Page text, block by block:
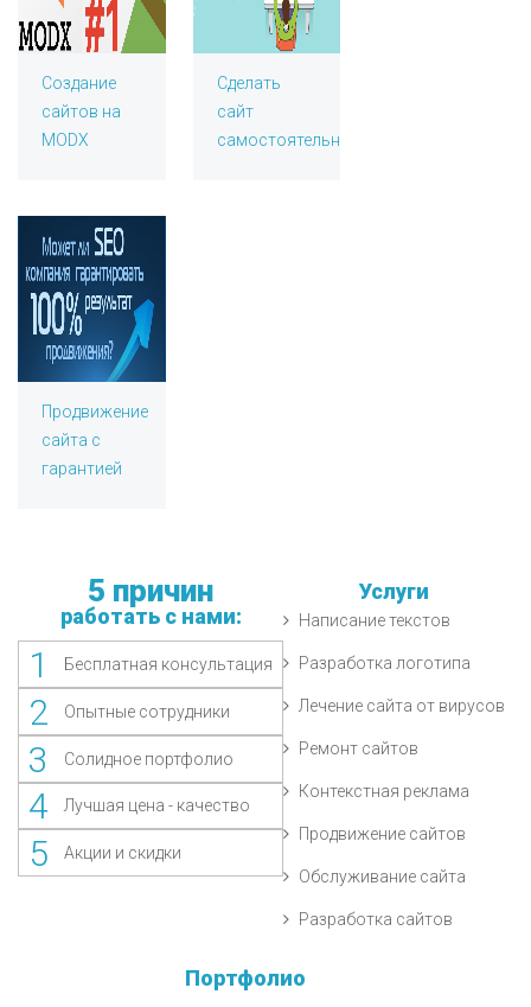
Создание
сайтов на
MODX
Сделать
сайт
самостоятельно
Продвижение
сайта с
гарантией
5 причин
работать с нами:
1 Бесплатная консультация
2 Опытные сотрудники
3 Солидное портфолио
4 Лучшая цена - качество
5 Акции и скидки
Услуги
Написание текстов
Разработка логотипа
Лечение сайта от вирусов
Ремонт сайтов
Контекстная реклама
Продвижение сайтов
Обслуживание сайта
Разработка сайтов
Портфолио